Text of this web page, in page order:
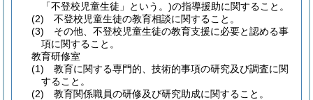
「不登校児童生徒」という。)の指導援助に関すること。
(2) 不登校児童生徒の教育相談に関すること。
(3) その他、不登校児童生徒の教育支援に必要と認める事
項に関すること。
教育研修室
(1) 教育に関する専門的、技術的事項の研究及び調査に関
すること。
(2) 教育関係職員の研修及び研究助成に関すること。